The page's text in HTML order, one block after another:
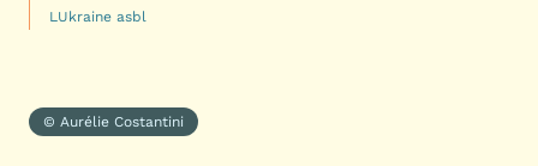
LUkraine asbl
© Aurélie Costantini